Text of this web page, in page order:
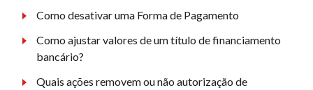
Como desativar uma Forma de Pagamento
Como ajustar valores de um título de financiamento
bancário?
Quais ações removem ou não autorização de